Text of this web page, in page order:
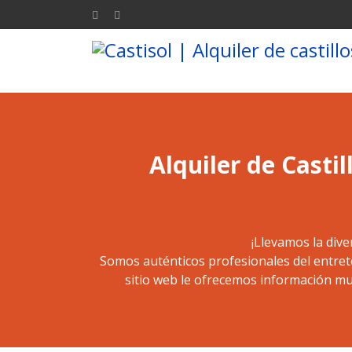
Alquiler de
¡Llevamos la
Somos auténticos profesionales del
sitio web le ofrecemos información